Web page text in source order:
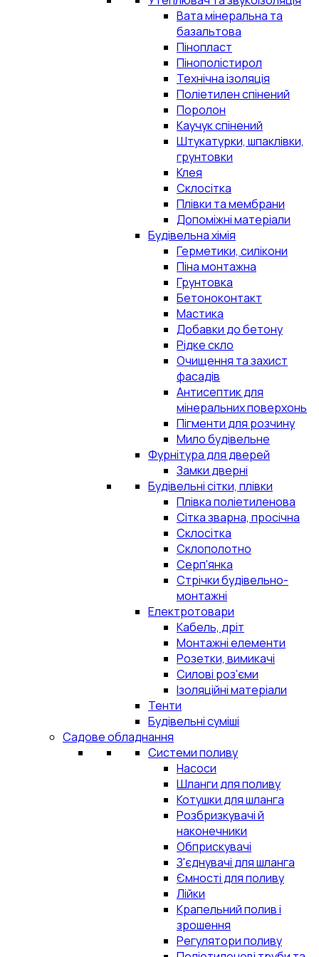
Вата мінеральна та
базальтова
Пінопласт
Пінополістирол
Технічна ізоляція
Поліетилен спінений
Поролон
Каучук спінений
Штукатурки, шпаклівки,
грунтовки
Клея
Склосітка
Плівки та мембрани
Допоміжні матеріали
Будівельна хімія
Герметики, силікони
Піна монтажна
Грунтовка
Бетоноконтакт
Мастика
Добавки до бетону
Рідке скло
Очищення та захист
фасадів
Антисептик для
мінеральних поверхонь
Пігменти для розчину
Мило будівельне
Фурнітура для дверей
Замки дверні
Будівельні сітки, плівки
Плівка поліетиленова
Сітка зварна, просічна
Склосітка
Склополотно
Серп'янка
Стрічки будівельно-
монтажні
Електротовари
Кабель, дріт
Монтажні елементи
Розетки, вимикачі
Силові роз'єми
Ізоляційні матеріали
Тенти
Будівельні суміші
Садове обладнання
Системи поливу
Насоси
Шланги для поливу
Котушки для шланга
Розбризкувачі й
наконечники
Обприскувачі
З'єднувачі для шланга
Ємності для поливу
Лійки
Крапельний полив і
зрошення
Регулятори поливу